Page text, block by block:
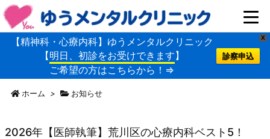
X
【精神科・心療内科】ゆうメンタルクリニック
【明日、初診をお受けできます】
ご希望の方はこちらから！⇒
診察申込
ホーム > お知らせ
2026年【医師執筆】荒川区の心療内科ベスト5！